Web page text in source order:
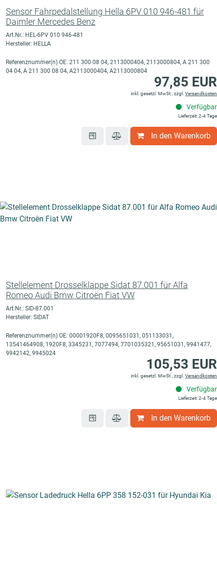
Sensor Fahrpedalstellung Hella 6PV 010 946-481 für
Daimler Mercedes Benz
Art.Nr.: HEL-6PV 010 946-481
Hersteller: HELLA
Referenznummer(n) OE: 211 300 08 04, 2113000404, 2113000804, A 211 300
04 04, A 211 300 08 04, A2113000404, A2113000804
97,85 EUR
inkl. gesetzl. MwSt., zzgl. Versandkosten
Verfügbar
Lieferzeit: 2-4 Tage
In den Warenkorb
Stellelement Drosselklappe Sidat 87.001 für Alfa
Romeo Audi Bmw Citroën Fiat VW
Art.Nr.: SID-87.001
Hersteller: SIDAT
Referenznummer(n) OE: 00001920F8, 0095651031, 051133031,
13541464908, 1920F8, 3345231, 7077494, 7701035321, 95651031, 9941477,
9942142, 9945024
105,53 EUR
inkl. gesetzl. MwSt., zzgl. Versandkosten
Verfügbar
Lieferzeit: 2-4 Tage
In den Warenkorb